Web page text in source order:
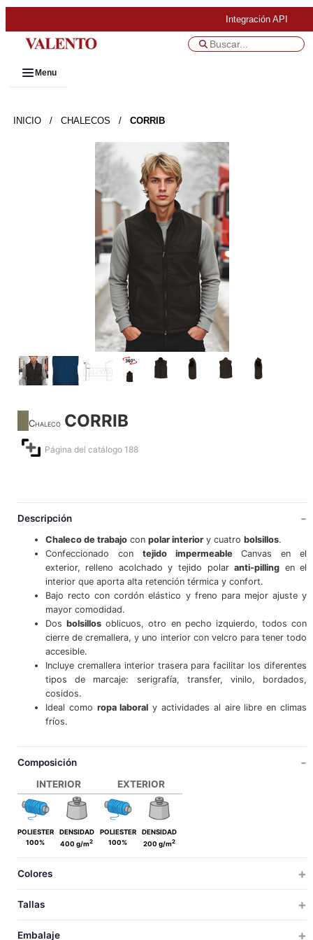
Integración API
Menu
INICIO / CHALECOS / CORRIB
Chaleco CORRIB
Página del catálogo 188
Descripción
Chaleco de trabajocon polar interiory cuatro bolsillos.
Confeccionado con tejido impermeableCanvas en el
exterior, relleno acolchado y tejido polaranti-pilling en el
interior que aporta alta retención térmica y confort.
Bajo recto con cordón elástico y freno para mejor ajuste y
mayor comodidad.
Dosbolsillos oblicuos, otro en pecho izquierdo, todos con
cierre de cremallera, y uno interior con velcro para tener todo
accesible.
Incluye cremallera interior trasera para facilitar los diferentes
tipos de marcaje: serigrafía, transfer, vinilo, bordados,
cosidos.
Ideal como ropa laboral y actividades al aire libre en climas
fríos.
Composición
INTERIOR
POLIESTER
100%
DENSIDAD
400 g/m2
EXTERIOR
POLIESTER
100%
DENSIDAD
200 g/m2
Colores
Tallas
Embalaje